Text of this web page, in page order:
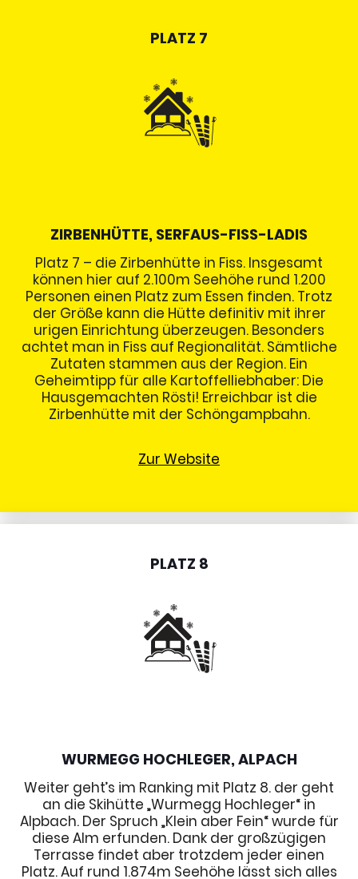
PLATZ 7
ZIRBENHÜTTE, SERFAUS-FISS-LADIS
Platz 7 – die Zirbenhütte in Fiss. Insgesamt
können hier auf 2.100m Seehöhe rund 1.200
Personen einen Platz zum Essen finden. Trotz
der Größe kann die Hütte definitiv mit ihrer
urigen Einrichtung überzeugen. Besonders
achtet man in Fiss auf Regionalität. Sämtliche
Zutaten stammen aus der Region. Ein
Geheimtipp für alle Kartoffelliebhaber: Die
Hausgemachten Rösti! Erreichbar ist die
Zirbenhütte mit der Schöngampbahn.
Zur Website
PLATZ 8
WURMEGG HOCHLEGER, ALPACH
Weiter geht’s im Ranking mit Platz 8. der geht
an die Skihütte „Wurmegg Hochleger“ in
Alpbach. Der Spruch „Klein aber Fein“ wurde für
diese Alm erfunden. Dank der großzügigen
Terrasse findet aber trotzdem jeder einen
Platz. Auf rund 1.874m Seehöhe lässt sich alles